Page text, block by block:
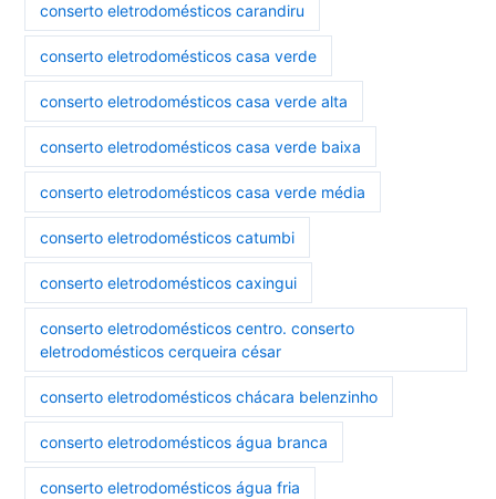
conserto eletrodomésticos carandiru
conserto eletrodomésticos casa verde
conserto eletrodomésticos casa verde alta
conserto eletrodomésticos casa verde baixa
conserto eletrodomésticos casa verde média
conserto eletrodomésticos catumbi
conserto eletrodomésticos caxingui
conserto eletrodomésticos centro. conserto
eletrodomésticos cerqueira césar
conserto eletrodomésticos chácara belenzinho
conserto eletrodomésticos água branca
conserto eletrodomésticos água fria